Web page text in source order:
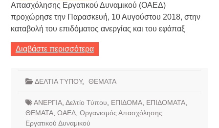
Απασχόλησης Εργατικού Δυναμικού (ΟΑΕΔ)
προχώρησε την Παρασκευή, 10 Αυγούστου 2018, στην
καταβολή του επιδόματος ανεργίας και του εφάπαξ
Διαβάστε περισσότερα
ΔΕΛΤΙΑ ΤΥΠΟΥ, ΘΕΜΑΤΑ
ΑΝΕΡΓΙΑ, Δελτίο Τύπου ΕΠΙΔΟΜΑ, ΕΠΙΔΟΜΑΤΑ,
ΘΕΜΑΤΑ, ΟΑΕΔ, Οργανισμός Απασχόλησης
Εργατικού Δυναμικού